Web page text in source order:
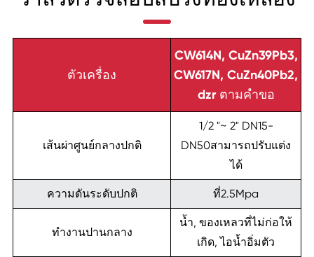
ตัวเครื่อง
CW614N, CuZn39Pb3,
CW617N, CuZn40Pb2,
dzr ตามคำขอ
เส้นผ่าศูนย์กลางปกติ
1/2 "~ 2" DN15-
DN50สามารถปรับแต่ง
ได้
ความดันระดับปกติ ที่2.5Mpa
ทำงานปานกลาง
น้ำ, ของเหลวที่ไม่ก่อให้
เกิด, ไอน้ำอิ่มตัว